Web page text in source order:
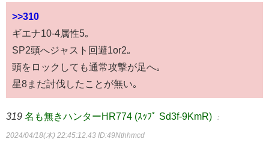
>>310
ギエナ10-4属性5｡
SP2頭へジャスト回避1or2｡
頭をロックしても通常攻撃が足へ｡
星8まだ討伐したことが無い｡
319 名も無きハンターHR774 (ｽｯﾌﾟ Sd3f-9KmR) ：
2024/04/18(木) 22:45:12.43 ID:49Nthhmcd